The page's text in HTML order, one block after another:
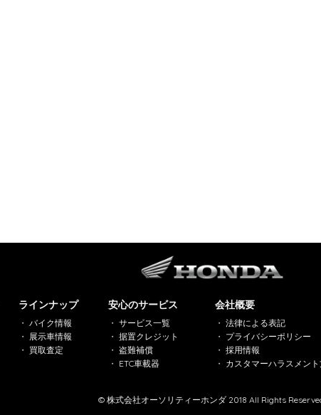
ラインナップ
バイク情報
展示車情報
買取査定
安心のサービス
サービス一覧
据置クレジット
盗難補償
ETC車載器
会社概要
法律による表記
プライバシーポリシー
採用情報
カスタマーハラスメン
© 株式会社オーソリティーホンダ 2018 All Rights